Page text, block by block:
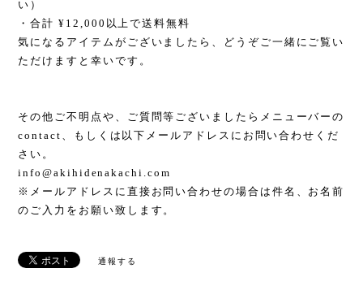
い）
・合計 ¥12,000以上で送料無料
気になるアイテムがございましたら、どうぞご一緒にご覧い
ただけますと幸いです。
その他ご不明点や、ご質問等ございましたらメニューバーの
contact、もしくは以下メールアドレスにお問い合わせくだ
さい。
info@akihidenakachi.com
※メールアドレスに直接お問い合わせの場合は件名、お名前
のご入力をお願い致します。
通報する